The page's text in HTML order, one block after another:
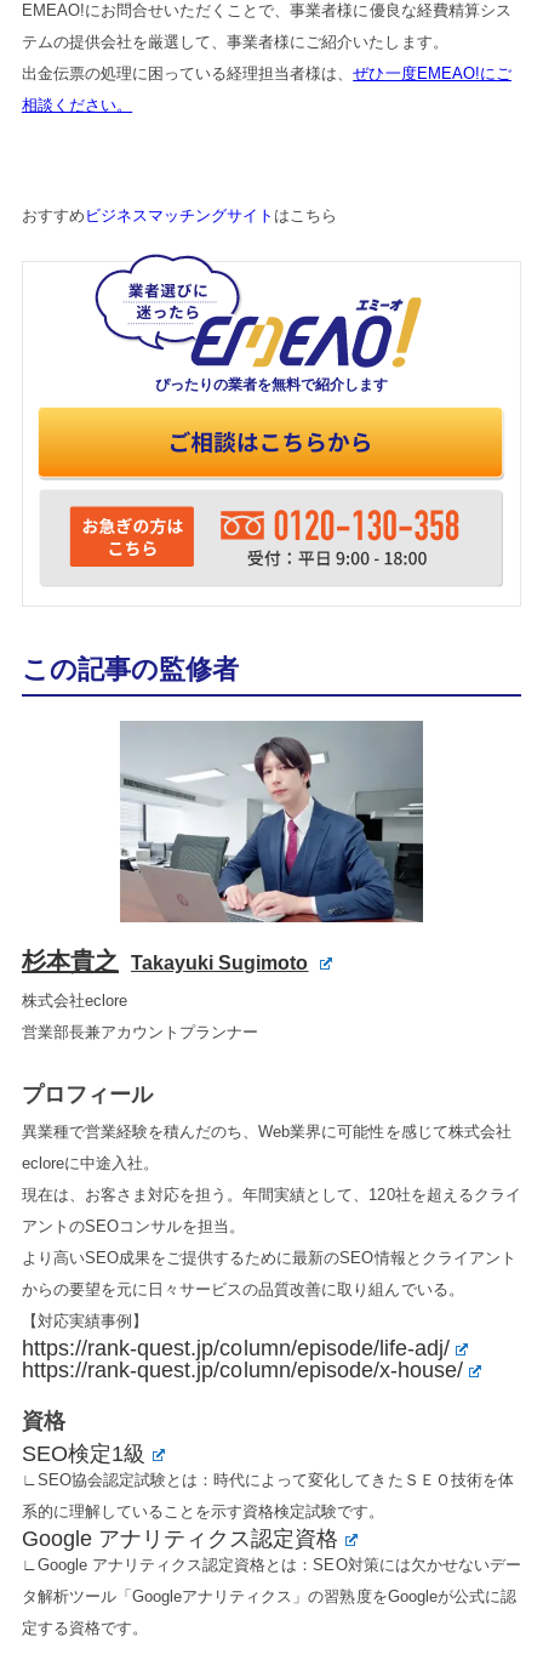
EMEAO!にお問合せいただくことで、事業者様に優良な経費精算シス
テムの提供会社を厳選して、事業者様にご紹介いたします。
出金伝票の処理に困っている経理担当者様は、ぜひ一度EMEAO!にご
相談ください。
おすすめ ビジネスマッチングサイト はこちら
ぴったりの業者を無料で紹介します
この記事の監修者
杉本貴之 Takayuki Sugimoto
株式会社eclore
営業部長兼アカウントプランナー
プロフィール
異業種で営業経験を積んだのち、Web業界に可能性を感じて株式会社
ecloreに中途入社。
現在は、お客さま対応を担う。年間実績として、120社を超えるクライ
アントのSEOコンサルを担当。
より高いSEO成果をご提供するために最新のSEO情報とクライアント
からの要望を元に日々サービスの品質改善に取り組んでいる。
【対応実績事例】
https://rank-quest.jp/column/episode/life-adj/
https://rank-quest.jp/column/episode/x-house/
資格
SEO検定1級
∟SEO協会認定試験とは：時代によって変化してきたＳＥＯ技術を体
系的に理解していることを示す資格検定試験です。
Google アナリティクス認定資格
∟Google アナリティクス認定資格とは：SEO対策には欠かせないデー
タ解析ツール「Googleアナリティクス」の習熟度をGoogleが公式に認
定する資格です。